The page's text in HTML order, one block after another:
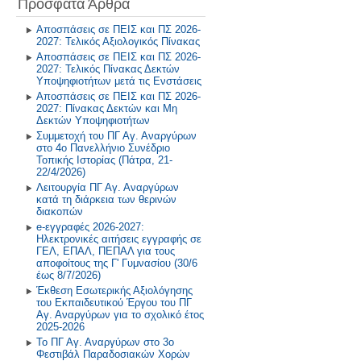
Πρόγραμμα Σίτισης και Υγιεινής
Διατροφής
Δραστηριότητες στο Σχολικό
Επαγγελματικό Προσανατολισμό
2018-2019
2017-2018
2016-2017
2015-2016
2014-2015
Παλαιότερη Έτη
Πρόσφατα Άρθρα
Αποσπάσεις σε ΠΕΙΣ και ΠΣ 2026-
2027: Τελικός Αξιολογικός Πίνακας
Αποσπάσεις σε ΠΕΙΣ και ΠΣ 2026-
2027: Τελικός Πίνακας Δεκτών
Υποψηφιοτήτων μετά τις Ενστάσεις
Αποσπάσεις σε ΠΕΙΣ και ΠΣ 2026-
2027: Πίνακας Δεκτών και Μη
Δεκτών Υποψηφιοτήτων
Συμμετοχή του ΠΓ Αγ. Αναργύρων
στο 4ο Πανελλήνιο Συνέδριο
Τοπικής Ιστορίας (Πάτρα, 21-
22/4/2026)
Λειτουργία ΠΓ Αγ. Αναργύρων
κατά τη διάρκεια των θερινών
διακοπών
e-εγγραφές 2026-2027:
Ηλεκτρονικές αιτήσεις εγγραφής σε
ΓΕΛ, ΕΠΑΛ, ΠΕΠΑΛ για τους
αποφοίτους της Γ' Γυμνασίου (30/6
έως 8/7/2026)
Έκθεση Εσωτερικής Αξιολόγησης
του Εκπαιδευτικού Έργου του ΠΓ
Αγ. Αναργύρων για το σχολικό έτος
2025-2026
Το ΠΓ Αγ. Αναργύρων στο 3ο
Φεστιβάλ Παραδοσιακών Χορών